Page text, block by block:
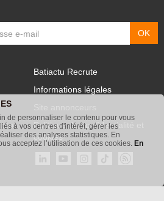
Site annonceurs
Politique de confidentialité et
cookies
de personnaliser le contenu pour vous
à vos centres d'intérêt, gérer les
des analyses statistiques. En
acceptez l’utilisation de ces cookies. En